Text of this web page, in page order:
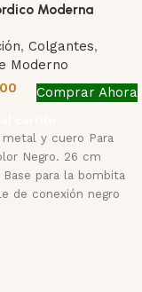
Moderna
, Colgantes,
Moderno
Comprar Ahora
metal y cuero Para
Negro. 26 cm
para la bombita
de conexión negro